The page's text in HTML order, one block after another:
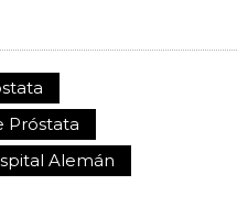
Próstata
Alemán